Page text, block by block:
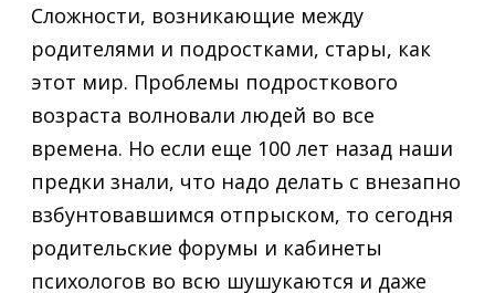
Сложности, возникающие между
родителями и подростками, стары, как
этот мир. Проблемы подросткового
возраста волновали людей во все
времена. Но если еще 100 лет назад наши
предки знали, что надо делать с внезапно
взбунтовавшимся отпрыском, то сегодня
родительские форумы и кабинеты
психологов во всю шушукаются и даже